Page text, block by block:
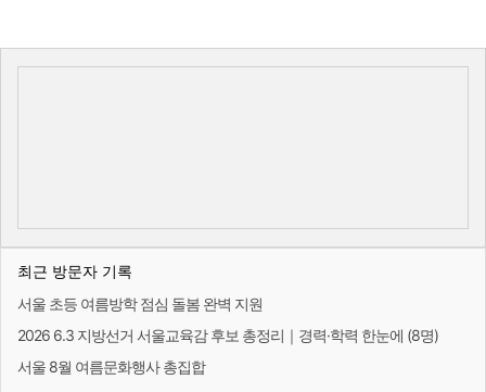
최근 방문자 기록
서울 초등 여름방학 점심 돌봄 완벽 지원
2026 6.3 지방선거 서울교육감 후보 총정리｜경력·학력 한눈에 (8명)
서울 8월 여름문화행사 총집합